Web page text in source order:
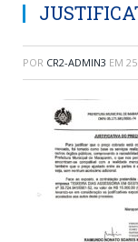
POR CR2-ADMIN3 EM